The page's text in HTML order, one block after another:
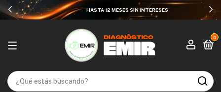
HASTA 12 MESES SIN INTERESES
0